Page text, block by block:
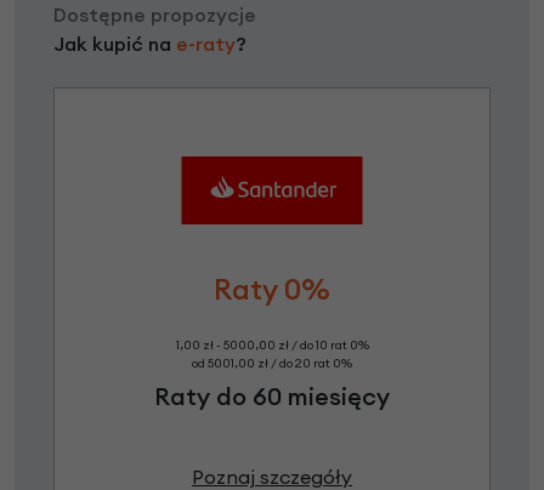
Dostępne propozycje
Jak kupić na e-raty?
Raty 0%
1,00 zł - 5000,00 zł / do 10 rat 0%
od 5001,00 zł / do 20 rat 0%
Raty do 60 miesięcy
Poznaj szczegóły